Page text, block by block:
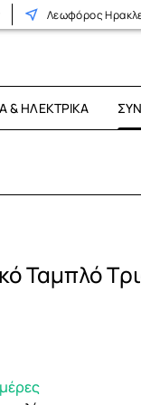
Λεωφόρος
& ΗΛΕΚΤΡΙΚΆ
Ταμπλό